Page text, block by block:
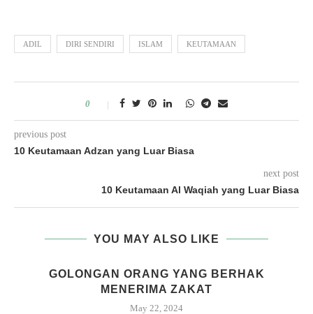
ADIL DIRI SENDIRI ISLAM KEUTAMAAN
0
previous post
10 Keutamaan Adzan yang Luar Biasa
next post
10 Keutamaan Al Waqiah yang Luar Biasa
YOU MAY ALSO LIKE
GOLONGAN ORANG YANG BERHAK
MENERIMA ZAKAT
May 22, 2024